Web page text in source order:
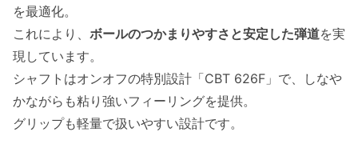
を最適化。
これにより、 ボールのつかまりやすさと安定した弾道を実
現しています。
シャフトはオンオフの特別設計「CBT 626F」で、しなや
かながらも粘り強いフィーリングを提供。
グリップも軽量で扱いやすい設計です。